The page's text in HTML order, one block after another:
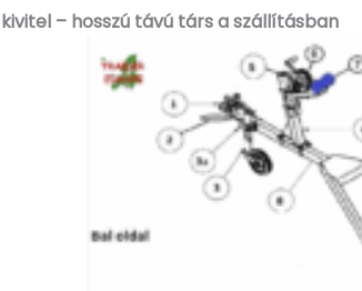
– hosszú távú társ a szállításban